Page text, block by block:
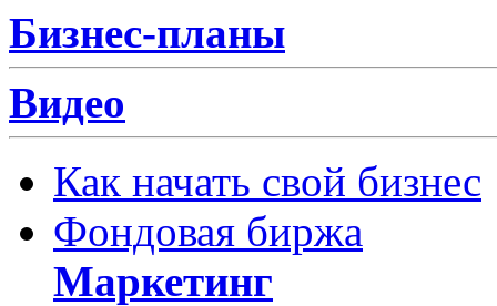
Бизнес-планы
Видео
Как начать свой бизнес
Фондовая биржа
Маркетинг